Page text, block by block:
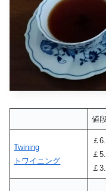
値
Twining
トワイニング
￡
￡
￡